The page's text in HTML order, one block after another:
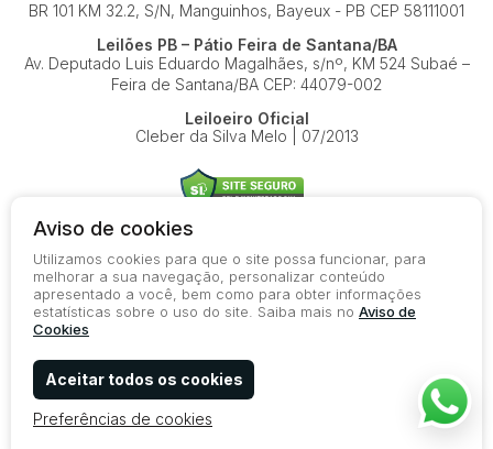
BR 101 KM 32.2, S/N, Manguinhos, Bayeux - PB CEP 58111001
Leilões PB – Pátio Feira de Santana/BA
Av. Deputado Luis Eduardo Magalhães, s/nº, KM 524Subaé –
Feira de Santana/BA CEP: 44079-002
Leiloeiro Oficial
Cleber da Silva Melo | 07/2013
© 2026-present - Todos os direitos reservados
Política de Privacidade
Termos de Uso
Aviso de cookies
Utilizamos cookies para que o site possa funcionar, para
melhorar a sua navegação, personalizar conteúdo
apresentado a você, bem como para obter informações
estatísticas sobre o uso do site. Saiba mais no Aviso de
Cookies
Aceitar todos os cookies
Preferências de cookies